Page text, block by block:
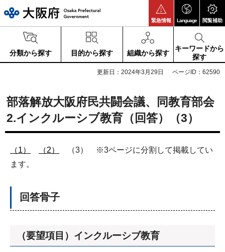
緊急情報 Language 閲覧補助
分類から探す 目的から探す 組織から探す
キーワードから
探す
更新日：2024年3月29日 ページID：62590
部落解放大阪府民共闘会議、同教育部会
2.インクルーシブ教育（回答）（3）
（1） （2）
（3） ※3ページに分割して掲載してい
ます。
回答骨子
（要望項目）インクルーシブ教育